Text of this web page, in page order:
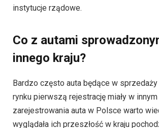
instytucje rządowe.
Co z autami
innego kraju?
Bardzo często auta będące w
rynku pierwszą rejestrację miały w
zarejestrowania auta w Polsce warto
wyglądała ich przeszłość w kraju